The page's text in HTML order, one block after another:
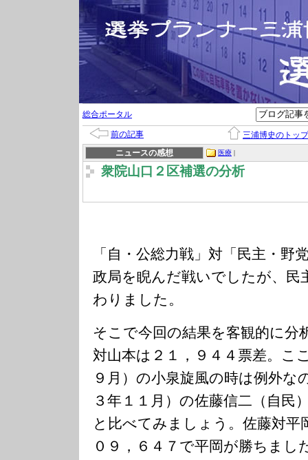
総合ポータル
前の記事
三浦博史のトップ
ニュースの感想
医療 |
衆院山口２区補選の分析
「自・公総力戦」対「民主・野
政局を睨んだ戦いでしたが、民
わりました。
そこで今回の結果を客観的に分
対山本は２１，９４４票差。こ
９月）の小泉旋風の時は例外な
３年１１月）の佐藤信二（自民
と比べてみましょう。佐藤対平
０９，６４７で平岡が勝ちまし